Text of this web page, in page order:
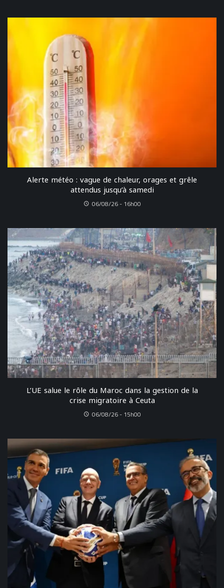
Alerte météo : vague de chaleur, orages et grêle
attendus jusqu’à samedi
06/08/26 - 16h00
L’UE salue le rôle du Maroc dans la gestion de la
crise migratoire à Ceuta
06/08/26 - 15h00